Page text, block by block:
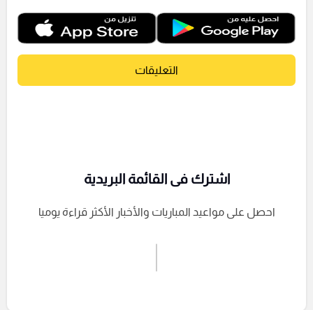
التعليقات
إرسال تعليق
اشترك فى القائمة البريدية
احصل على مواعيد المباريات والأخبار الأكثر قراءة يوميا